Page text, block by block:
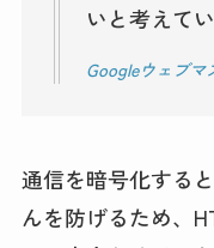
いと考えてい
Googleウェブマ
通信を暗号化する
んを防げるため、